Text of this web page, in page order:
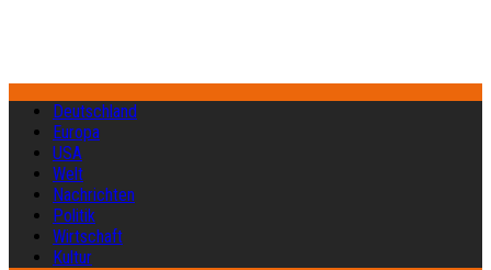
Deutschland
Europa
USA
Welt
Nachrichten
Politik
Wirtschaft
Kultur